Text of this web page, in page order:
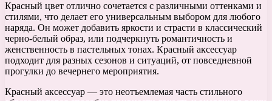
Красный цвет отлично сочетается с различными оттенками и
стилями, что делает его универсальным выбором для любого
наряда. Он может добавить яркости и страсти в классический
черно-белый образ, или подчеркнуть романтичность и
женственность в пастельных тонах. Красный аксессуар
подходит для разных сезонов и ситуаций, от повседневной
прогулки до вечернего мероприятия.
Красный аксессуар — это неотъемлемая часть стильного